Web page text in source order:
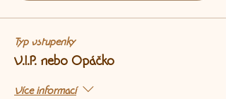
Typ vstupenky
V.I.P. nebo Opáčko
Více informací